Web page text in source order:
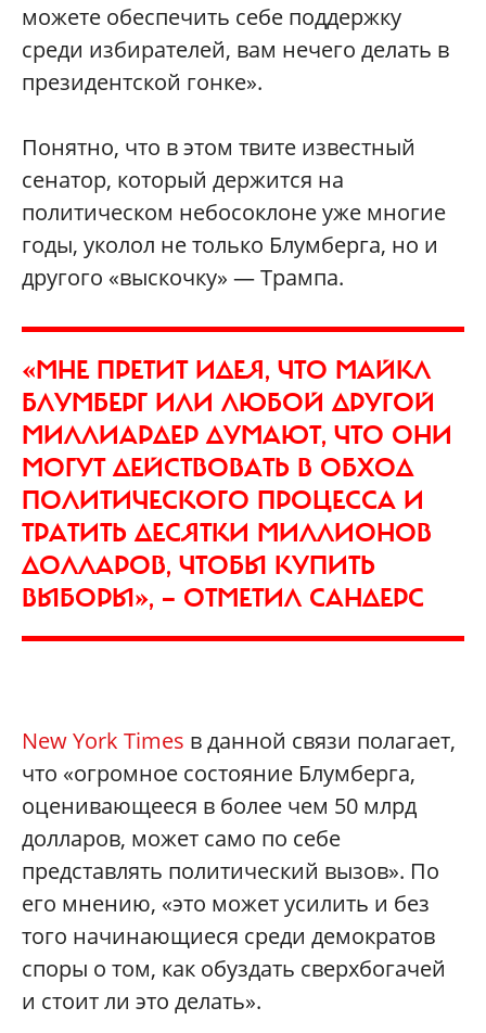
можете обеспечить себе поддержку
среди избирателей, вам нечего делать в
президентской гонке».
Понятно, что в этом твите известный
сенатор, который держится на
политическом небосоклоне уже многие
годы, уколол не только Блумберга, но и
другого «выскочку» — Трампа.
«МНЕ ПРЕТИТ ИДЕЯ, ЧТО МАЙКЛ
БЛУМБЕРГ ИЛИ ЛЮБОЙ ДРУГОЙ
МИЛЛИАРДЕР ДУМАЮТ, ЧТО ОНИ
МОГУТ ДЕЙСТВОВАТЬ В ОБХОД
ПОЛИТИЧЕСКОГО ПРОЦЕССА И
ТРАТИТЬ ДЕСЯТКИ МИЛЛИОНОВ
ДОЛЛАРОВ, ЧТОБЫ КУПИТЬ
ВЫБОРЫ», — ОТМЕТИЛ САНДЕРС
New York Times в данной связи полагает,
что «огромное состояние Блумберга,
оценивающееся в более чем 50 млрд
долларов, может само по себе
представлять политический вызов». По
его мнению, «это может усилить и без
того начинающиеся среди демократов
споры о том, как обуздать сверхбогачей
и стоит ли это делать».